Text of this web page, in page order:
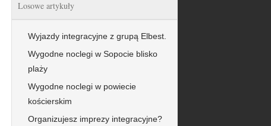
Losowe artykuły
Wyjazdy integracyjne z grupą Elbest.
Wygodne noclegi w Sopocie blisko
plaży
Wygodne noclegi w powiecie
kościerskim
Organizujesz imprezy integracyjne?